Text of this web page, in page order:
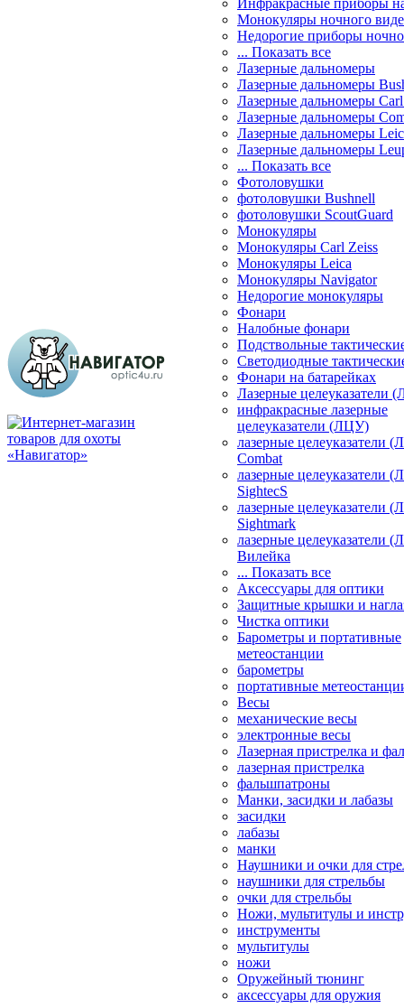
Инфракрасные приборы
Монокуляры ночного
Недорогие приборы
... Показать все
Лазерные дальномеры
Лазерные дальномеры
Лазерные дальномеры
Лазерные дальномеры
Лазерные дальномеры
Лазерные дальномеры
... Показать все
Фотоловушки
фотоловушки Bushnell
фотоловушки ScoutGuard
Монокуляры
Монокуляры Carl Zeiss
Монокуляры Leica
Монокуляры Navigator
Недорогие монокуляры
Фонари
Налобные фонари
Подствольные
Светодиодные
Фонари на батарейках
Лазерные целеуказатели
инфракрасные лазерные
целеуказатели (ЛЦУ)
лазерные целеуказатели
Combat
лазерные целеуказатели
SightecS
лазерные целеуказатели
Sightmark
лазерные целеуказатели
Вилейка
... Показать все
Аксессуары для оптики
Защитные крышки и
Чистка оптики
Барометры и портативные
метеостанции
барометры
портативные
Весы
механические весы
электронные весы
Лазерная пристрелка и
лазерная пристрелка
фальшпатроны
Манки, засидки и лабазы
засидки
лабазы
манки
Наушники и очки для
наушники для стрельбы
очки для стрельбы
Ножи, мультитулы и
инструменты
мультитулы
ножи
Оружейный тюнинг
аксессуары для оружия